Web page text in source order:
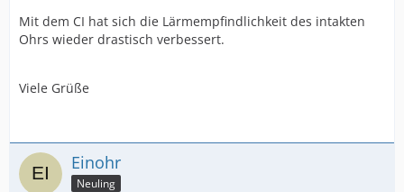
Mit dem CI hat sich die Lärmempfindlichkeit des intakten
Ohrs wieder drastisch verbessert.
Viele Grüße
Einohr
Neuling